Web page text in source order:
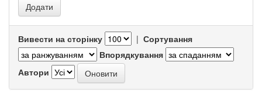
Вивести на сторінку | Сортування
Впорядкування
Автори